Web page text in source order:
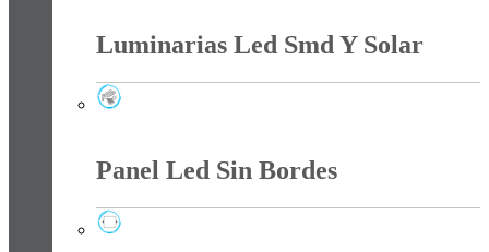
Luminarias Led Smd Y Solar
Panel Led Sin Bordes